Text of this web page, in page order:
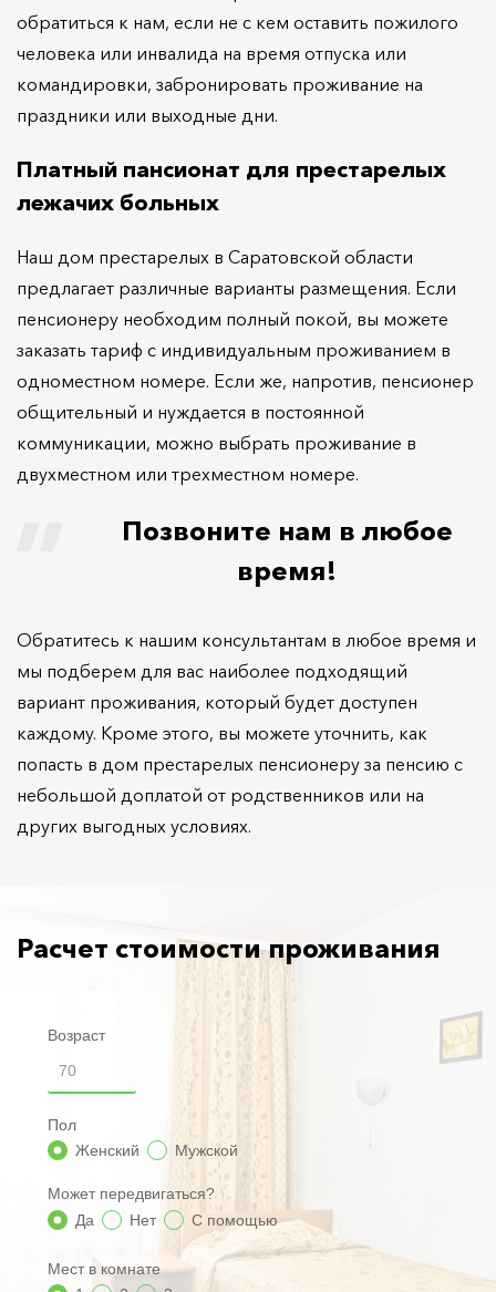
обратиться к нам, если не с кем оставить пожилого
человека или инвалида на время отпуска или
командировки, забронировать проживание на
праздники или выходные дни.
Платный пансионат для престарелых
лежачих больных
Наш дом престарелых в Саратовской области
предлагает различные варианты размещения. Если
пенсионеру необходим полный покой, вы можете
заказать тариф с индивидуальным проживанием в
одноместном номере. Если же, напротив, пенсионер
общительный и нуждается в постоянной
коммуникации, можно выбрать проживание в
двухместном или трехместном номере.
Позвоните нам в любое
время!
Обратитесь к нашим консультантам в любое время и
мы подберем для вас наиболее подходящий
вариант проживания, который будет доступен
каждому. Кроме этого, вы можете уточнить, как
попасть в дом престарелых пенсионеру за пенсию с
небольшой доплатой от родственников или на
других выгодных условиях.
Расчет стоимости проживания